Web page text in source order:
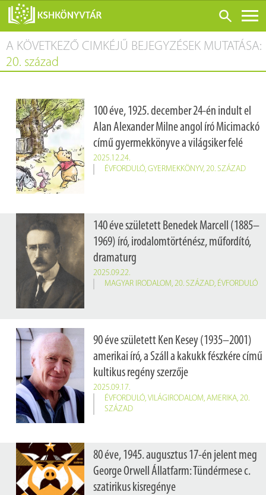
ONLINE KATALÓGUS
RÓLUNK
SZOLGÁLTATÁSOK
KONFERENCIÁK
ADATBÁZISOK
BLOG
A KÖVETKEZŐ CIMKÉJŰ BEJEGYZÉSEK MUTATÁSA:
20. század
100 éve, 1925. december 24-én indult el
Alan Alexander Milne angol író Micimackó
című gyermekkönyve a világsiker felé
2025.12.24.
ÉVFORDULÓ, GYERMEKKÖNYV, 20. SZÁZAD
140 éve született Benedek Marcell (1885–
1969) író, irodalomtörténész, műfordító,
dramaturg
2025.09.22.
MAGYAR IRODALOM, 20. SZÁZAD, ÉVFORDULÓ
90 éve született Ken Kesey (1935–2001)
amerikai író, a Száll a kakukk fészkére című
kultikus regény szerzője
2025.09.17.
ÉVFORDULÓ, VILÁGIRODALOM, AMERIKA, 20.
SZÁZAD
80 éve, 1945. augusztus 17-én jelent meg
George Orwell Állatfarm: Tündérmese c.
szatirikus kisregénye